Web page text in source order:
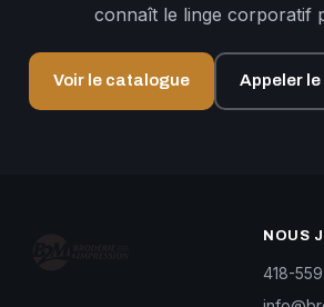
connaît le linge corporatif
Voir le catalogue Appeler
NOUS
418-